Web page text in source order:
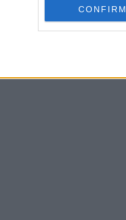
CONFIRM